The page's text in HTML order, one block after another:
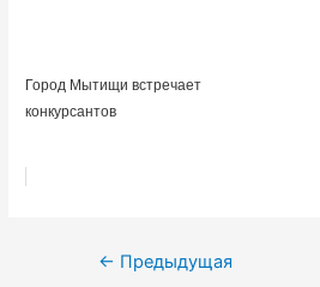
Город Мытищи встречает
конкурсантов
Навигация
← Предыдущая